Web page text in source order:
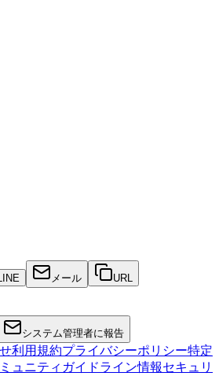
メール URL
システム管理者に報告
利用規約プライバシーポリシー特定
ュニティガイドライン情報セキュリ